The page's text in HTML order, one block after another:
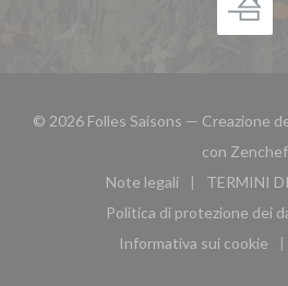
© 2026 Folles Saisons — Creazione
con Zenchef
Note legali
((apre una nuova
TERMINI
Politica di protezione dei
Informativa sui cookie
((apre una